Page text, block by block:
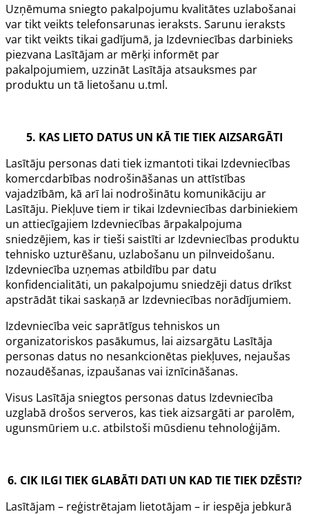
Uzņēmuma sniegto pakalpojumu kvalitātes uzlabošanai
var tikt veikts telefonsarunas ieraksts. Sarunu ieraksts
var tikt veikts tikai gadījumā, ja Izdevniecības darbinieks
piezvana Lasītājam ar mērķi informēt par
pakalpojumiem, uzzināt Lasītāja atsauksmes par
produktu un tā lietošanu u.tml.
5. KAS LIETO DATUS UN KĀ TIE TIEK AIZSARGĀTI
Lasītāju personas dati tiek izmantoti tikai Izdevniecības
komercdarbības nodrošināšanas un attīstības
vajadzībām, kā arī lai nodrošinātu komunikāciju ar
Lasītāju. Piekļuve tiem ir tikai Izdevniecības darbiniekiem
un attiecīgajiem Izdevniecības ārpakalpojuma
sniedzējiem, kas ir tieši saistīti ar Izdevniecības produktu
tehnisko uzturēšanu, uzlabošanu un pilnveidošanu.
Izdevniecība uzņemas atbildību par datu
konfidencialitāti, un pakalpojumu sniedzēji datus drīkst
apstrādāt tikai saskaņā ar Izdevniecības norādījumiem.
Izdevniecība veic saprātīgus tehniskos un
organizatoriskos pasākumus, lai aizsargātu Lasītāja
personas datus no nesankcionētas piekļuves, nejaušas
nozaudēšanas, izpaušanas vai iznīcināšanas.
Visus Lasītāja sniegtos personas datus Izdevniecība
uzglabā drošos serveros, kas tiek aizsargāti ar parolēm,
ugunsmūriem u.c. atbilstoši mūsdienu tehnoloģijām.
6. CIK ILGI TIEK GLABĀTI DATI UN KAD TIE TIEK DZĒSTI?
Lasītājam – reģistrētajam lietotājam – ir iespēja jebkurā